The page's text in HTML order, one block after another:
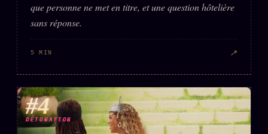
que personne ne met en titre, et une question hôtelière
sans réponse.
5 MIN ↗
#4
DÉTONATION